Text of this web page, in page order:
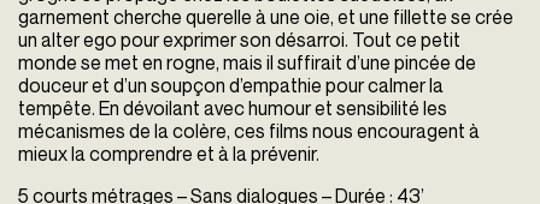
garnement cherche querelle à une oie, et une fillette se crée
un alter ego pour exprimer son désarroi. Tout ce petit
monde se met en rogne, mais il suffirait d’une pincée de
douceur et d’un soupçon d’empathie pour calmer la
tempête. En dévoilant avec humour et sensibilité les
mécanismes de la colère, ces films nous encouragent à
mieux la comprendre et à la prévenir.
5 courts métrages – Sans dialogues – Durée : 43’